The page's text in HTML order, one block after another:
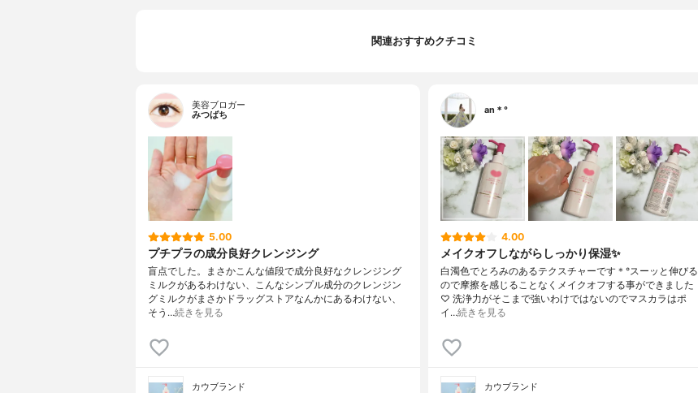
関連おすすめクチコミ
美容ブロガー
みつばち
5.00
プチプラの成分良好クレンジング
盲点でした。まさかこんな値段で成分良好なクレンジング
ミルクがあるわけない、こんなシンプル成分のクレンジン
グミルクがまさかドラッグストアなんかにあるわけない、
そう…続きを見る
カウブランド
an＊°
4.00
メイクオフしながらしっかり保湿✨
白濁色でとろみのあるテクスチャーです＊°スーッと伸びる
ので摩擦を感じることなくメイクオフする事ができました
♡ 洗浄力がそこまで強いわけではないのでマスカラはポ
イ…続きを見る
カウブランド